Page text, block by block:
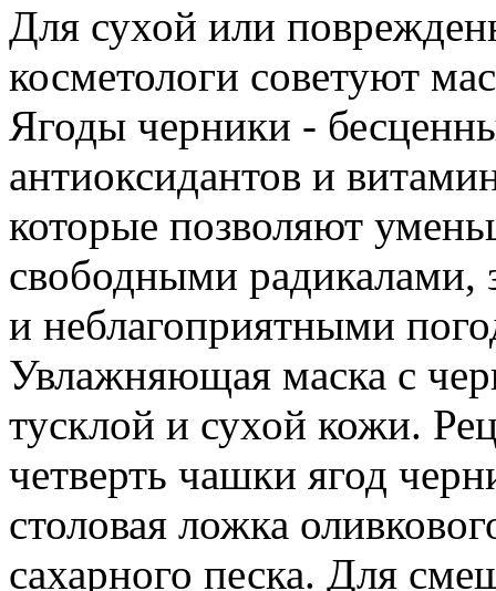
Для сухой или
косметологи советуют
Ягоды черники -
антиоксидантов и
которые позволяют
свободными радикалами,
и неблагоприятными
Увлажняющая маска с
тусклой и сухой кожи.
четверть чашки ягод
столовая ложка
сахарного песка. Для